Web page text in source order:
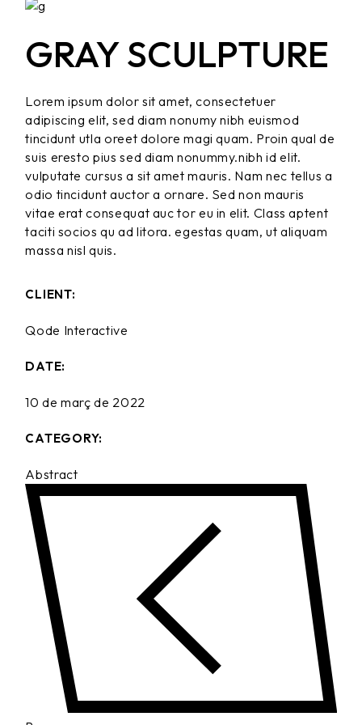
GRAYSCULPTURE
Lorem ipsum dolor sit amet, consectetuer
adipiscing elit, sed diam nonumy nibh euismod
tincidunt utla oreet dolore magi quam. Proin qual de
suis eresto pius sed diam nonummy.nibh id elit.
vulputate cursus a sit amet mauris. Nam nec tellus a
odio tincidunt auctor a ornare. Sed non mauris
vitae erat consequat auc tor eu in elit. Class aptent
taciti socios qu ad litora. egestas quam, ut aliquam
massa nisl quis.
CLIENT:
Qode Interactive
DATE:
10 de març de 2022
CATEGORY:
Abstract